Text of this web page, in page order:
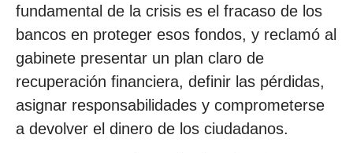
fundamental de la crisis es el fracaso de los
bancos en proteger esos fondos, y reclamó al
gabinete presentar un plan claro de
recuperación financiera, definir las pérdidas,
asignar responsabilidades y comprometerse
a devolver el dinero de los ciudadanos.